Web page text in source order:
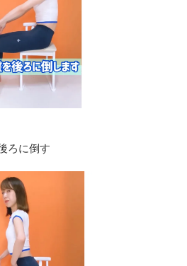
ろに倒す